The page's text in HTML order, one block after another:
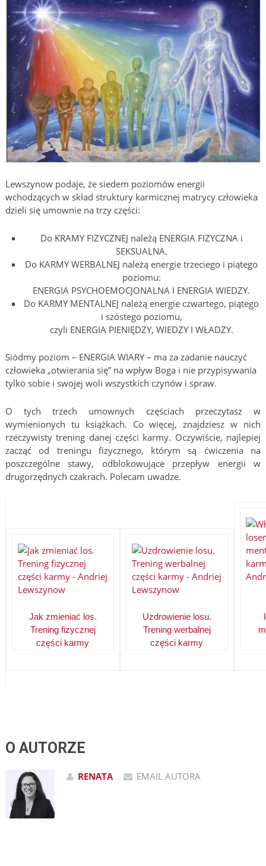
Lewszynow podaje, że siedem poziomów energii
wchodzących w skład struktury karmicznej matrycy człowieka
dzieli się umownie na trzy części:
Do KRAMY FIZYCZNEJ należą ENERGIA FIZYCZNA i
SEKSUALNA.
Do KARMY WERBALNEJ należą energie trzeciego i piątego
poziomu:
ENERGIA PSYCHOEMOCJONALNA I ENERGIA WIEDZY.
Do KARMY MENTALNEJ należą energie czwartego, piątego
i szóstego poziomu,
czyli ENERGIA PIENIĘDZY, WIEDZY I WŁADZY.
Siódmy poziom – ENERGIA WIARY – ma za zadanie nauczyć
człowieka „otwierania się” na wpływ Boga i nie przypisywania
tylko sobie i swojej woli wszystkich czynów i spraw.
O tych trzech umownych częściach przeczytasz w
wymienionych tu książkach. Co więcej, znajdziesz w nich
rzeczywisty trening danej części karmy. Oczywiście, najlepiej
zacząć od treningu fizycznego, którym są ćwiczenia na
poszczególne stawy, odblokowujące przepływ energii w
drugorzędnych czakrach. Polecam uwadze.
Jak zmieniać los.
Trening fizycznej
części karmy
Uzdrowienie losu.
Trening werbalnej
części karmy
O AUTORZE
RENATA EMAIL AUTORA